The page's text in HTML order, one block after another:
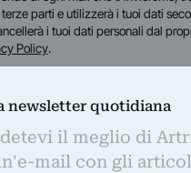
parti e utilizzerà i tuoi dati
i tuoi dati personali dal
Policy.
newsletter quotidiana
il meglio di
mail con gli